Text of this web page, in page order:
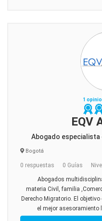
1
EQV
Abogado especialista
Bogotá
0 respuestas 0 Guías
Abogados
materia Civil, familia
Derecho Migratorio. El
el mejor asesoramiento